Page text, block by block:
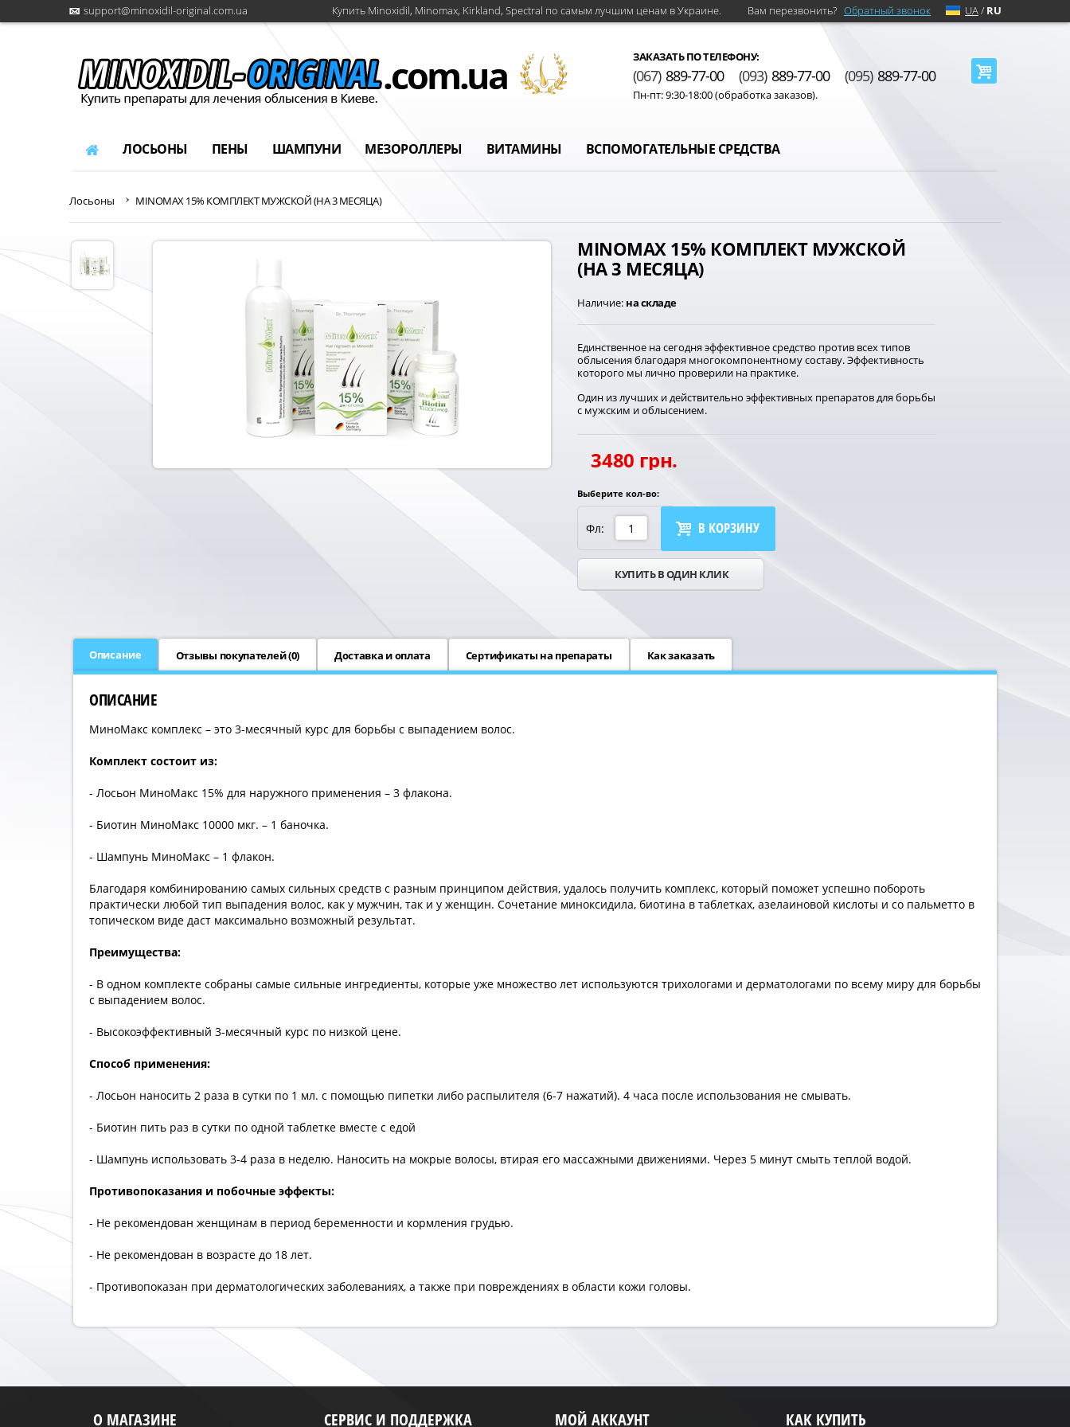
support@minoxidil-original.com.ua Купить Minoxidil, Minomax, Kirkland, Spectral по самым лучшим ценам в Украине. Вам перезвонить? Обратный звонок UA/ RU
ЗАКАЗАТЬ ПО ТЕЛЕФОНУ:
(067) 889-77-00 (093) 889-77-00 (095) 889-77-00
Пн-пт: 9:30-18:00 (обработка заказов).
ЛОСЬОНЫ ПЕНЫ ШАМПУНИ МЕЗОРОЛЛЕРЫ ВИТАМИНЫ ВСПОМОГАТЕЛЬНЫЕ СРЕДСТВА
Лосьоны MINOMAX 15% КОМПЛЕКТ МУЖСКОЙ (НА 3 МЕСЯЦА)
MINOMAX 15% КОМПЛЕКТ МУЖСКОЙ
(НА 3 МЕСЯЦА)
Наличие: на складе
Единственное на сегодня эффективное средство против всех типов
облысения благодаря многокомпонентному составу. Эффективность
которого мы лично проверили на практике.
Один из лучших и действительно эффективных препаратов для борьбы
с мужским и облысением.
3480 грн.
Выберите кол-во:
Фл: В КОРЗИНУ
КУПИТЬ В ОДИН КЛИК
Описание Отзывы покупателей (0) Доставка и оплата Сертификаты на препараты Как заказать
ОПИСАНИЕ
МиноМакс комплекс – это 3-месячный курс для борьбы с выпадением волос.
Комплект состоит из:
- Лосьон МиноМакс 15% для наружного применения – 3 флакона.
- Биотин МиноМакс 10000 мкг. – 1 баночка.
- Шампунь МиноМакс – 1 флакон.
Благодаря комбинированию самых сильных средств с разным принципом действия, удалось получить комплекс, который поможет успешно побороть
практически любой тип выпадения волос, как у мужчин, так и у женщин. Сочетание миноксидила, биотина в таблетках, азелаиновой кислоты и со пальметто в
топическом виде даст максимально возможный результат.
Преимущества:
- В одном комплекте собраны самые сильные ингредиенты, которые уже множество лет используются трихологами и дерматологами по всему миру для борьбы
с выпадением волос.
- Высокоэффективный 3-месячный курс по низкой цене.
Способ применения:
- Лосьон наносить 2 раза в сутки по 1 мл. с помощью пипетки либо распылителя (6-7 нажатий). 4 часа после использования не смывать.
- Биотин пить раз в сутки по одной таблетке вместе с едой
- Шампунь использовать 3-4 раза в неделю. Наносить на мокрые волосы, втирая его массажными движениями. Через 5 минут смыть теплой водой.
Противопоказания и побочные эффекты:
- Не рекомендован женщинам в период беременности и кормления грудью.
- Не рекомендован в возрасте до 18 лет.
- Противопоказан при дерматологических заболеваниях, а также при повреждениях в области кожи головы.
О МАГАЗИНЕ СЕРВИС И ПОДДЕРЖКА МОЙ АККАУНТ КАК КУПИТЬ